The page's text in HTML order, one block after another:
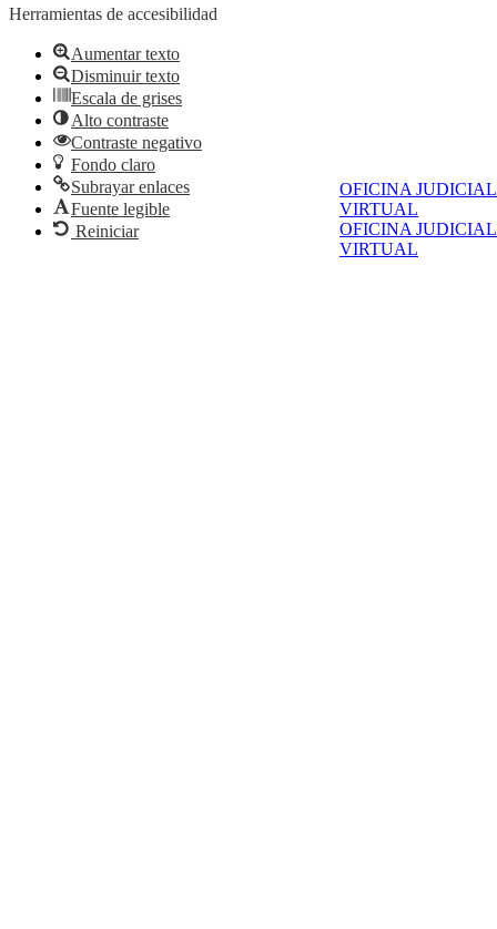
OFICINA JUDICIAL
VIRTUAL
OFICINA JUDICIAL
VIRTUAL
Herramientas de accesibilidad
Aumentar texto
Disminuir texto
Escala de grises
Alto contraste
Contraste negativo
Fondo claro
Subrayar enlaces
Fuente legible
Reiniciar